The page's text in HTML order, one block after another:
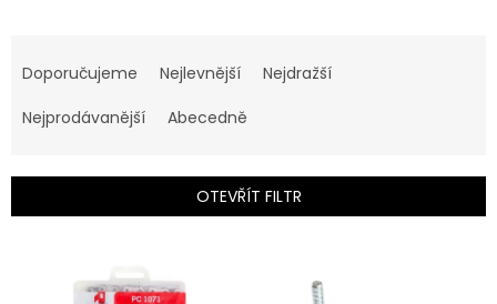
a
e
í
r
Doporučujeme Nejlevnější
Nejdražší
Nejprodávanější
Abecedně
OTEVŘÍT FILTR